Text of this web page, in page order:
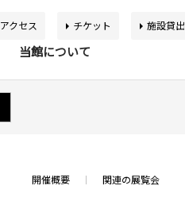
当館について
アクセス チケット 施設貸出
開催概要 関連の展覧会